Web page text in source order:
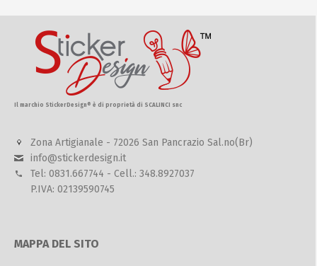
Il marchio StickerDesign® è di proprietà di SCALINCI snc
Zona Artigianale - 72026 San Pancrazio Sal.no(Br)
info@stickerdesign.it
Tel: 0831.667744 - Cell.: 348.8927037
P.IVA: 02139590745
MAPPA DEL SITO